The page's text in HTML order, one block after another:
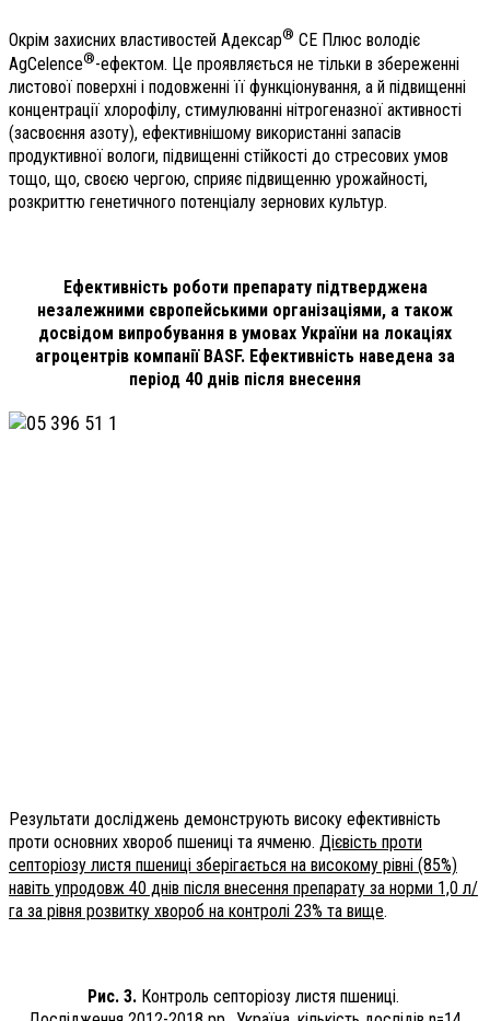
Окрім захисних властивостей Адексар® СЕ Плюс володіє
AgCelence®-ефектом. Це проявляється не тільки в збереженні
листової поверхні і подовженні її функціонування, а й підвищенні
концентрації хлорофілу, стимулюванні нітрогеназної активності
(засвоєння азоту), ефективнішому використанні запасів
продуктивної вологи, підвищенні стійкості до стресових умов
тощо, що, своєю чергою, сприяє підвищенню урожайності,
розкриттю генетичного потенціалу зернових культур.
Ефективність роботи препарату підтверджена
незалежними європейськими організаціями, а також
досвідом випробування в умовах України на локаціях
агроцентрів компанії BASF. Ефективність наведена за
період 40 днів після внесення
Результати досліджень демонструють високу ефективність
проти основних хвороб пшениці та ячменю. Дієвість проти
септоріозу листя пшениці зберігається на високому рівні (85%)
навіть упродовж 40 днів після внесення препарату за норми 1,0 л/
га за рівня розвитку хвороб на контролі 23% та вище.
Рис. 3.Контроль септоріозу листя пшениці.